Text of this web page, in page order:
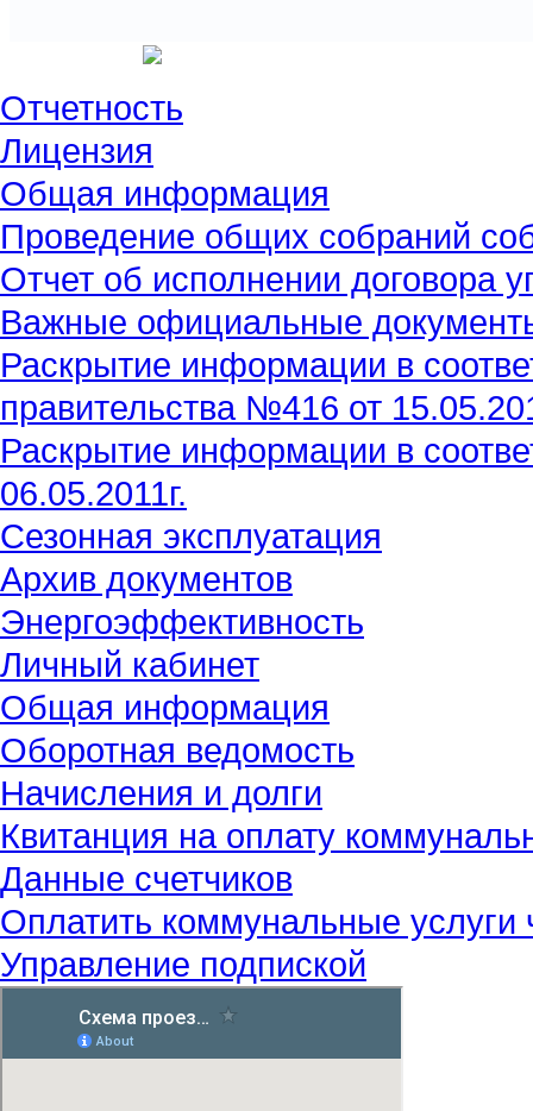
Отчетность
Лицензия
Общая информация
Проведение общих собраний
Отчет об исполнении договора
Важные официальные
Раскрытие информации в
правительства №416 от
Раскрытие информации в
06.05.2011г.
Сезонная эксплуатация
Архив документов
Энергоэффективность
Личный кабинет
Общая информация
Оборотная ведомость
Начисления и долги
Квитанция на оплату
Данные счетчиков
Оплатить коммунальные услуги
Управление подпиской